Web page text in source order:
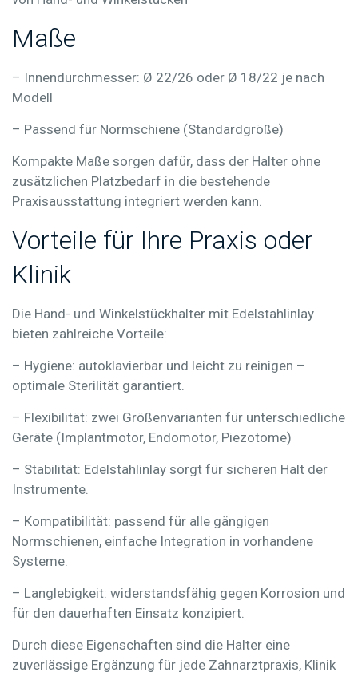
Maße
– Innendurchmesser: Ø 22/26 oder Ø 18/22 je nach
Modell
– Passend für Normschiene (Standardgröße)
Kompakte Maße sorgen dafür, dass der Halter ohne
zusätzlichen Platzbedarf in die bestehende
Praxisausstattung integriert werden kann.
Vorteile für Ihre Praxis oder
Klinik
Die Hand- und Winkelstückhalter mit Edelstahlinlay
bieten zahlreiche Vorteile:
– Hygiene: autoklavierbar und leicht zu reinigen –
optimale Sterilität garantiert.
– Flexibilität: zwei Größenvarianten für unterschiedliche
Geräte (Implantmotor, Endomotor, Piezotome)
– Stabilität: Edelstahlinlay sorgt für sicheren Halt der
Instrumente.
– Kompatibilität: passend für alle gängigen
Normschienen, einfache Integration in vorhandene
Systeme.
– Langlebigkeit: widerstandsfähig gegen Korrosion und
für den dauerhaften Einsatz konzipiert.
Durch diese Eigenschaften sind die Halter eine
zuverlässige Ergänzung für jede Zahnarztpraxis, Klinik